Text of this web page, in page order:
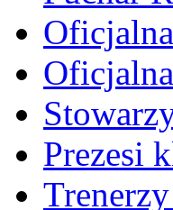
Prezesi